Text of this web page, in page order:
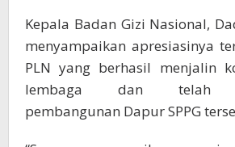
Kepala Badan Gizi Nasional,
menyampaikan apresiasinya
PLN yang berhasil menjalin
lembaga dan telah
pembangunan Dapur SPPG